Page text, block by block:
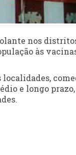
nos
às
e longo